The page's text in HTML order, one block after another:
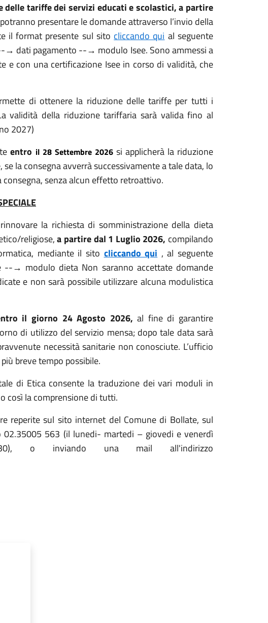
delle tariffe dei servizi educati e scolastici, a partire
presentare le domande attraverso l’invio della
il format presente sul sito cliccando qui al seguente
dati pagamento --→ modulo Isee. Sono ammessi a
e con una certificazione Isee in corso di validità, che
di ottenere la riduzione delle tariffe per tutti i
validità della riduzione tariffaria sarà valida fino al
2027)
entro il 28 Settembre 2026si applicherà la riduzione
la consegna avverrà successivamente a tale data, lo
senza alcun effetto retroattivo.
la richiesta di somministrazione della dieta
religiose,a partire dal 1 Luglio 2026, compilando
mediante il sito cliccando qui , al seguente
→ modulo dieta Non saranno accettate domande
e non sarà possibile utilizzare alcuna modulistica
il giorno 24 Agosto 2026,al fine di garantire
di utilizzo del servizio mensa; dopo tale data sarà
necessità sanitarie non conosciute. L’ufficio
breve tempo possibile.
di Etica consente la traduzione dei vari moduli in
così la comprensione di tutti.
reperite sul sito internet del Comune di Bollate, sul
02.35005 563 (il lunedi- martedi – giovedi e venerdì
o inviando una mail all'indirizzo